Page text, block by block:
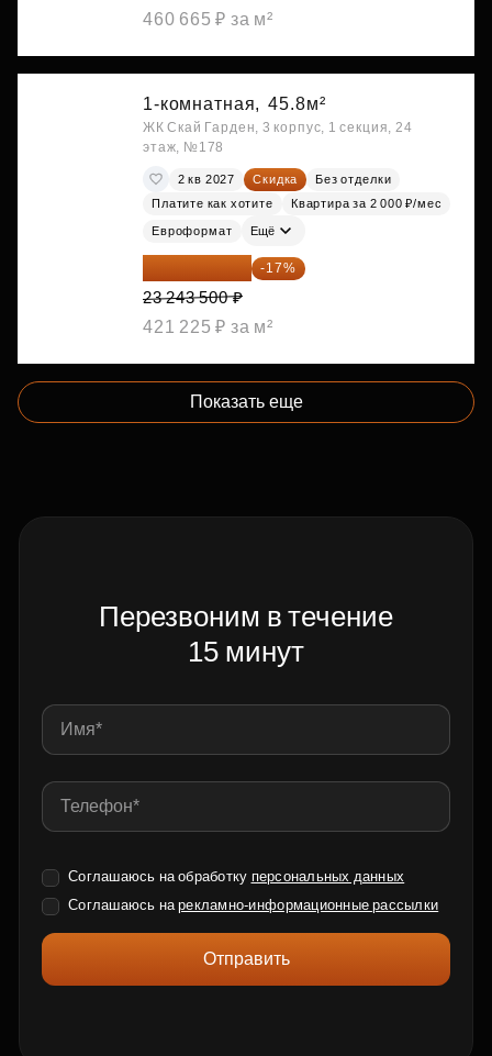
460 665 ₽ за м²
1-комнатная, 45.8м²
ЖК Скай Гарден, 3 корпус, 1 секция, 24
этаж, №178
2 кв 2027 Скидка
Без отделки
Платите как хотите
Квартира за 2 000 ₽/мес
Евроформат Ещё
19 292 105 ₽ -17%
23 243 500 ₽
421 225 ₽ за м²
Показать еще
Перезвоним в течение
15 минут
Соглашаюсь на обработку персональных данных
Соглашаюсь нарекламно-информационные рассылки
Отправить